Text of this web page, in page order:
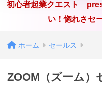
初心者起業クエスト
い！惚れさセ
ホーム セールス
ZOOM（ズーム）